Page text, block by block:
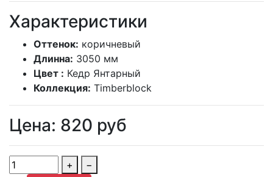
Характеристики
Оттенок: коричневый
Длинна: 3050 мм
Цвет : Кедр Янтарный
Коллекция: Timberblock
Цена: 820 руб
+
−